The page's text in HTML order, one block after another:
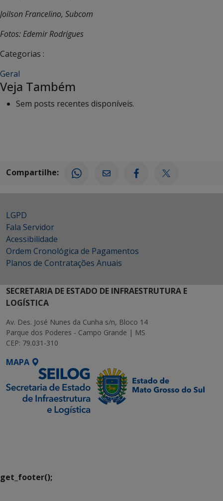
Joilson Francelino, Subcom
Fotos: Edemir Rodrigues
Categorias :
Geral
Veja Também
Sem posts recentes disponíveis.
Compartilhe:
LGPD
Fala Servidor
Acessibilidade
Ordem Cronológica de Pagamentos
Planos de Contratações Anuais
SECRETARIA DE ESTADO DE INFRAESTRUTURA E
LOGÍSTICA
Av. Des. José Nunes da Cunha s/n, Bloco 14
Parque dos Poderes - Campo Grande | MS
CEP: 79.031-310
MAPA
get_footer();